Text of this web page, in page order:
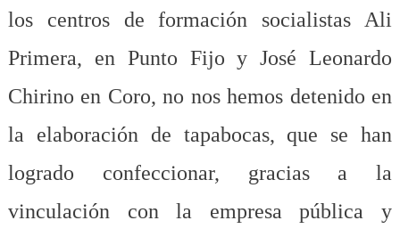
los centros de formación socialistas Ali
Primera, en Punto Fijo y José Leonardo
Chirino en Coro, no nos hemos detenido en
la elaboración de tapabocas, que se han
logrado confeccionar, gracias a la
vinculación con la empresa pública y